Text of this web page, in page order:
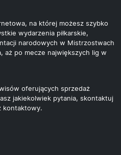
na której możesz szybko
wydarzenia piłkarskie,
narodowych w Mistrzostwach
aż po mecze największych lig w
oferujących sprzedaż
jakiekolwiek pytania, skontaktuj
kontaktowy.